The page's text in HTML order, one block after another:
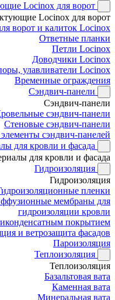
Locinox для ворот
Locinox для ворот
ворот и калиток Locinox
Ответные планки
Петли Locinox
Доводчики Locinox
улавливатели Locinox
Временные ограждения
Сэндвич-панели
Сэндвич-панели
сэндвич-панели
Стеновые сэндвич-панели
сэндвич-панелей
для кровли и фасада
для кровли и фасада
Гидроизоляция
Гидроизоляция
пленки
мембраны для
гидроизоляции кровли
покрытием
и ветрозащита фасадов
Пароизоляция
Теплоизоляция
Теплоизоляция
Базальтовая вата
Каменная вата
Минеральная вата